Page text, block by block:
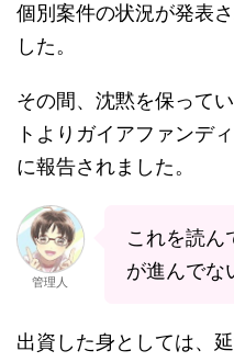
個別案件の状況が発表
した。
その間、沈黙を保って
トよりガイアファンデ
に報告されました。
管理人
これを読ん
が進んでな
出資した身としては、